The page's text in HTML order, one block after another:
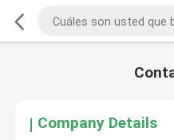
Company Details